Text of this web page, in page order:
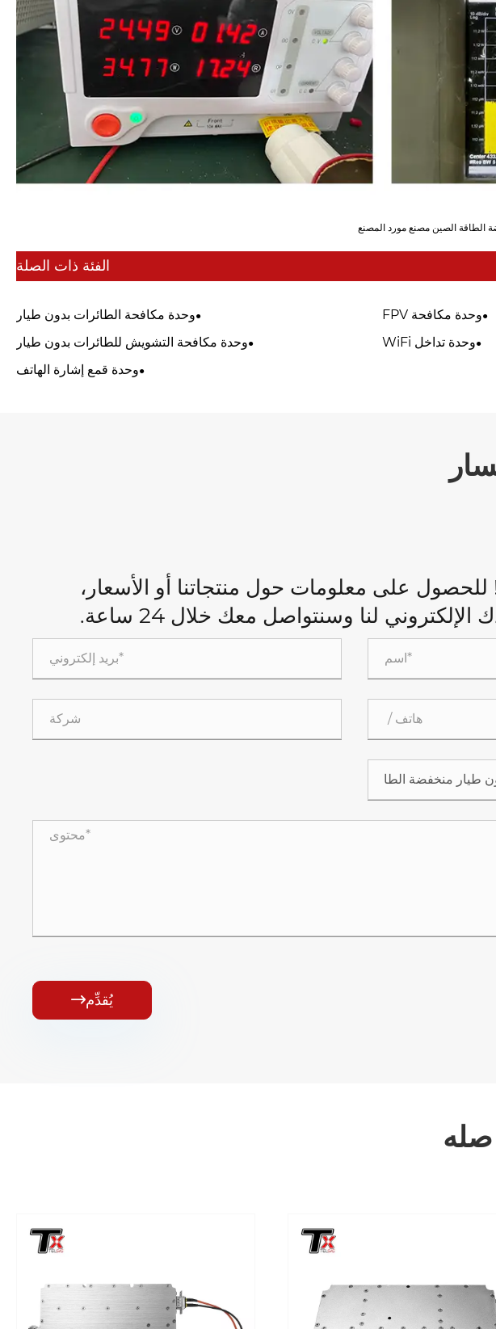
الطاقة الصين مصنع مورد المصنع
الفئة ذات الصلة
وحدة مكافحة الطائرات بدون طيار
وحدة مكافحة FPV
وحدة مكافحة التشويش للطائرات بدون طيار
وحدة تداخل WiFi
وحدة قمع إشارة الهاتف
على معلومات حول منتجاتنا أو الأسعار،
لنا وسنتواصل معك خلال 24 ساعة.
يُقدِّم